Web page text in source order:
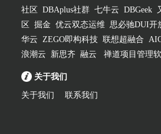
社区
DBAplus社群 七牛云 DBGeek
区
掘金 优云双态运维 思必驰DUI开
华云 ZEGO即构科技 联想超融合
浪潮云
新思齐 融云 禅道项目管理
关于我们
关于我们 联系我们